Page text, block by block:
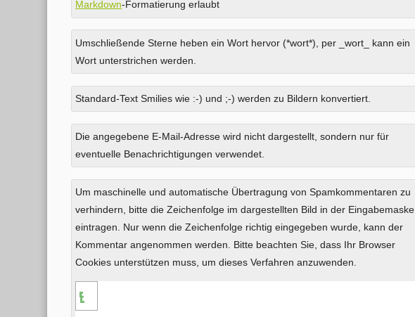
Markdown-Formatierung erlaubt
Umschließende Sterne heben ein Wort hervor (*wort*), per _wort_ kann ein
Wort unterstrichen werden.
Standard-Text Smilies wie :-) und ;-) werden zu Bildern konvertiert.
Was
ist
Sechs
plus
Die angegebene E-Mail-Adresse wird nicht dargestellt, sondern nur für
eventuelle Benachrichtigungen verwendet.
Um maschinelle und automatische Übertragung von Spamkommentaren zu
verhindern, bitte die Zeichenfolge im dargestellten Bild in der Eingabemaske
eintragen. Nur wenn die Zeichenfolge richtig eingegeben wurde, kann der
Kommentar angenommen werden. Bitte beachten Sie, dass Ihr Browser
Cookies unterstützen muss, um dieses Verfahren anzuwenden.